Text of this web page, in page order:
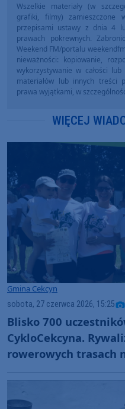
Wszelkie materiały (w
grafiki, filmy) zamieszczone
przepisami ustawy z dnia 4
prawach pokrewnych.
Weekend FM/portalu
nieważności: kopiowanie,
wykorzystywanie w całości
materiałów lub innych treści
prawa wyjątkami, w
WIĘCEJ
Gmina Cekcyn
sobota, 27 czerwca 2026, 15:25
Blisko 700
CykloCekcyna.
rowerowych trasach